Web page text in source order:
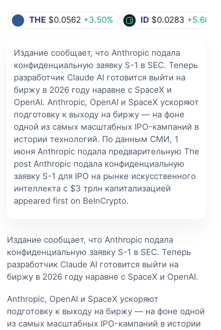
THE $0.0562 +3.50% ID $0.0283 +5.60%
Издание сообщает, что Anthropic подала
конфиденциальную заявку S-1 в SEC. Теперь
разработчик Claude AI готовится выйти на
биржу в 2026 году наравне с SpaceX и
OpenAI. Anthropic, OpenAI и SpaceX ускоряют
подготовку к выходу на биржу — на фоне
одной из самых масштабных IPO-кампаний в
истории технологий. По данным СМИ, 1
июня Anthropic подала предварительную The
post Anthropic подала конфиденциальную
заявку S-1 для IPO на рынке искусственного
интеллекта с $3 трлн капитализацией
appeared first on BeInCrypto.
Издание сообщает, что Anthropic подала
конфиденциальную заявку S-1 в SEC. Теперь
разработчик Claude AI готовится выйти на
биржу в 2026 году наравне с SpaceX и OpenAI.
Anthropic, OpenAI и SpaceX ускоряют
подготовку к выходу на биржу — на фоне одной
из самых масштабных IPO-кампаний в истории